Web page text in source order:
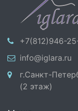
+7(812)946-
info@iglara.ru
г.Санкт-
(2 этаж)